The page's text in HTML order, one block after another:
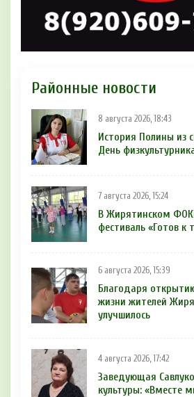
Районные новости
8 августа 2026, 18:43
История Полины из
День
7 августа 2026, 15:24
В Жирятинском
фестиваль «Готов к
6 августа 2026, 15:39
Благодаря
жизни жителей
улучшилось
4 августа 2026, 17:42
Заведующая
культуры: «Вместе